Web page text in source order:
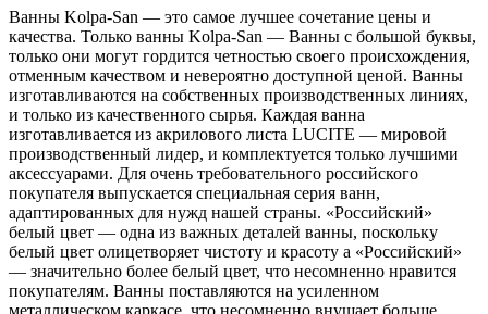
Ванны Kolpa-San — это самое лучшее сочетание цены и
качества. Только ванны Kolpa-San — Ванны с большой буквы,
только они могут гордится четностью своего происхождения,
отменным качеством и невероятно доступной ценой. Ванны
изготавливаются на собственных производственных линиях,
и только из качественного сырья. Каждая ванна
изготавливается из акрилового листа LUCITE — мировой
производственный лидер, и комплектуется только лучшими
аксессуарами. Для очень требовательного российского
покупателя выпускается специальная серия ванн,
адаптированных для нужд нашей страны. «Российский»
белый цвет — одна из важных деталей ванны, поскольку
белый цвет олицетворяет чистоту и красоту а «Российский»
— значительно более белый цвет, что несомненно нравится
покупателям. Ванны поставляются на усиленном
металлическом каркасе, что несомненно внушает больше